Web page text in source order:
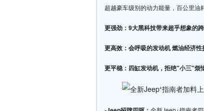
超越豪车级别的动力能量，百公里油
更强劲：9大黑科技带来超乎想象的
更高效：会呼吸的发动机 燃油经济
更平稳：四缸发动机，拒绝"小三"烦